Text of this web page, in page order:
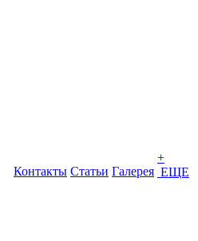
Контакты Статьи Галерея
+
ЕЩЕ